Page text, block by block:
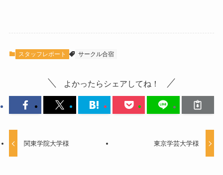
スタッフレポート サークル合宿
よかったらシェアしてね！
関東学院大学様 東京学芸大学様